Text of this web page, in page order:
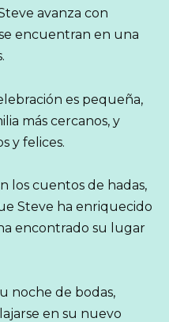
avanza con
encuentran en una
es pequeña,
más cercanos, y
y felices.
los cuentos de hadas,
Steve ha enriquecido
encontrado su lugar
noche de bodas,
en su nuevo